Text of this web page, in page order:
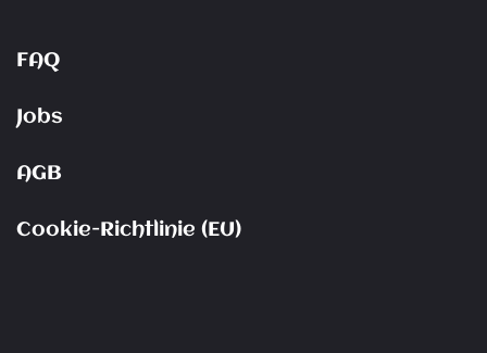
FAQ
Jobs
AGB
Cookie-Richtlinie (EU)